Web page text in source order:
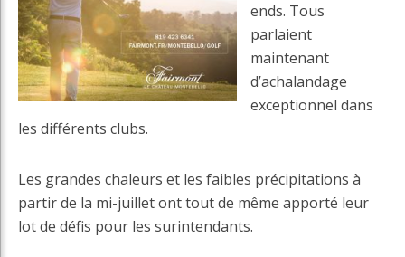
ends. Tous
parlaient
maintenant
d’achalandage
exceptionnel dans
les différents clubs.
Les grandes chaleurs et les faibles précipitations à
partir de la mi-juillet ont tout de même apporté leur
lot de défis pour les surintendants.